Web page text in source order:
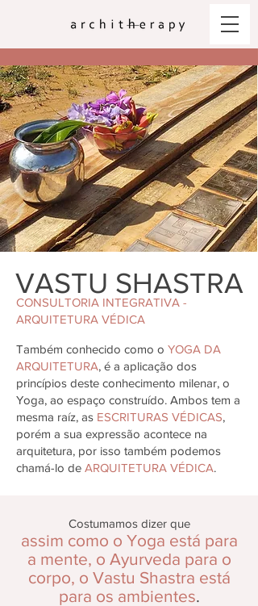
CONSULTORIA INTEGRATIVA -
ARQUITETURA VÉDICA
VASTU SHASTRA
Também conhecido como o YOGA DA
ARQUITETURA, é a aplicação dos
princípios deste conhecimento milenar, o
Yoga, ao espaço construído. Ambos tem a
mesma raíz, as ESCRITURAS VÉDICAS,
porém a sua expressão acontece na
arquitetura, por isso também podemos
chamá-lo de ARQUITETURA VÉDICA.
Costumamos dizer que
assim como o Yoga está para
a mente, o Ayurveda para o
corpo, o Vastu Shastra está
para os ambientes.